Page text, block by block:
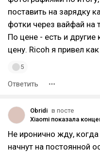
поставить на зарядку
фотки через вайфай на
По цене - есть и
цену. Ricoh я привел
5
Ответить
Obridi в посте
Не иронично жду,
начнут на постоянной